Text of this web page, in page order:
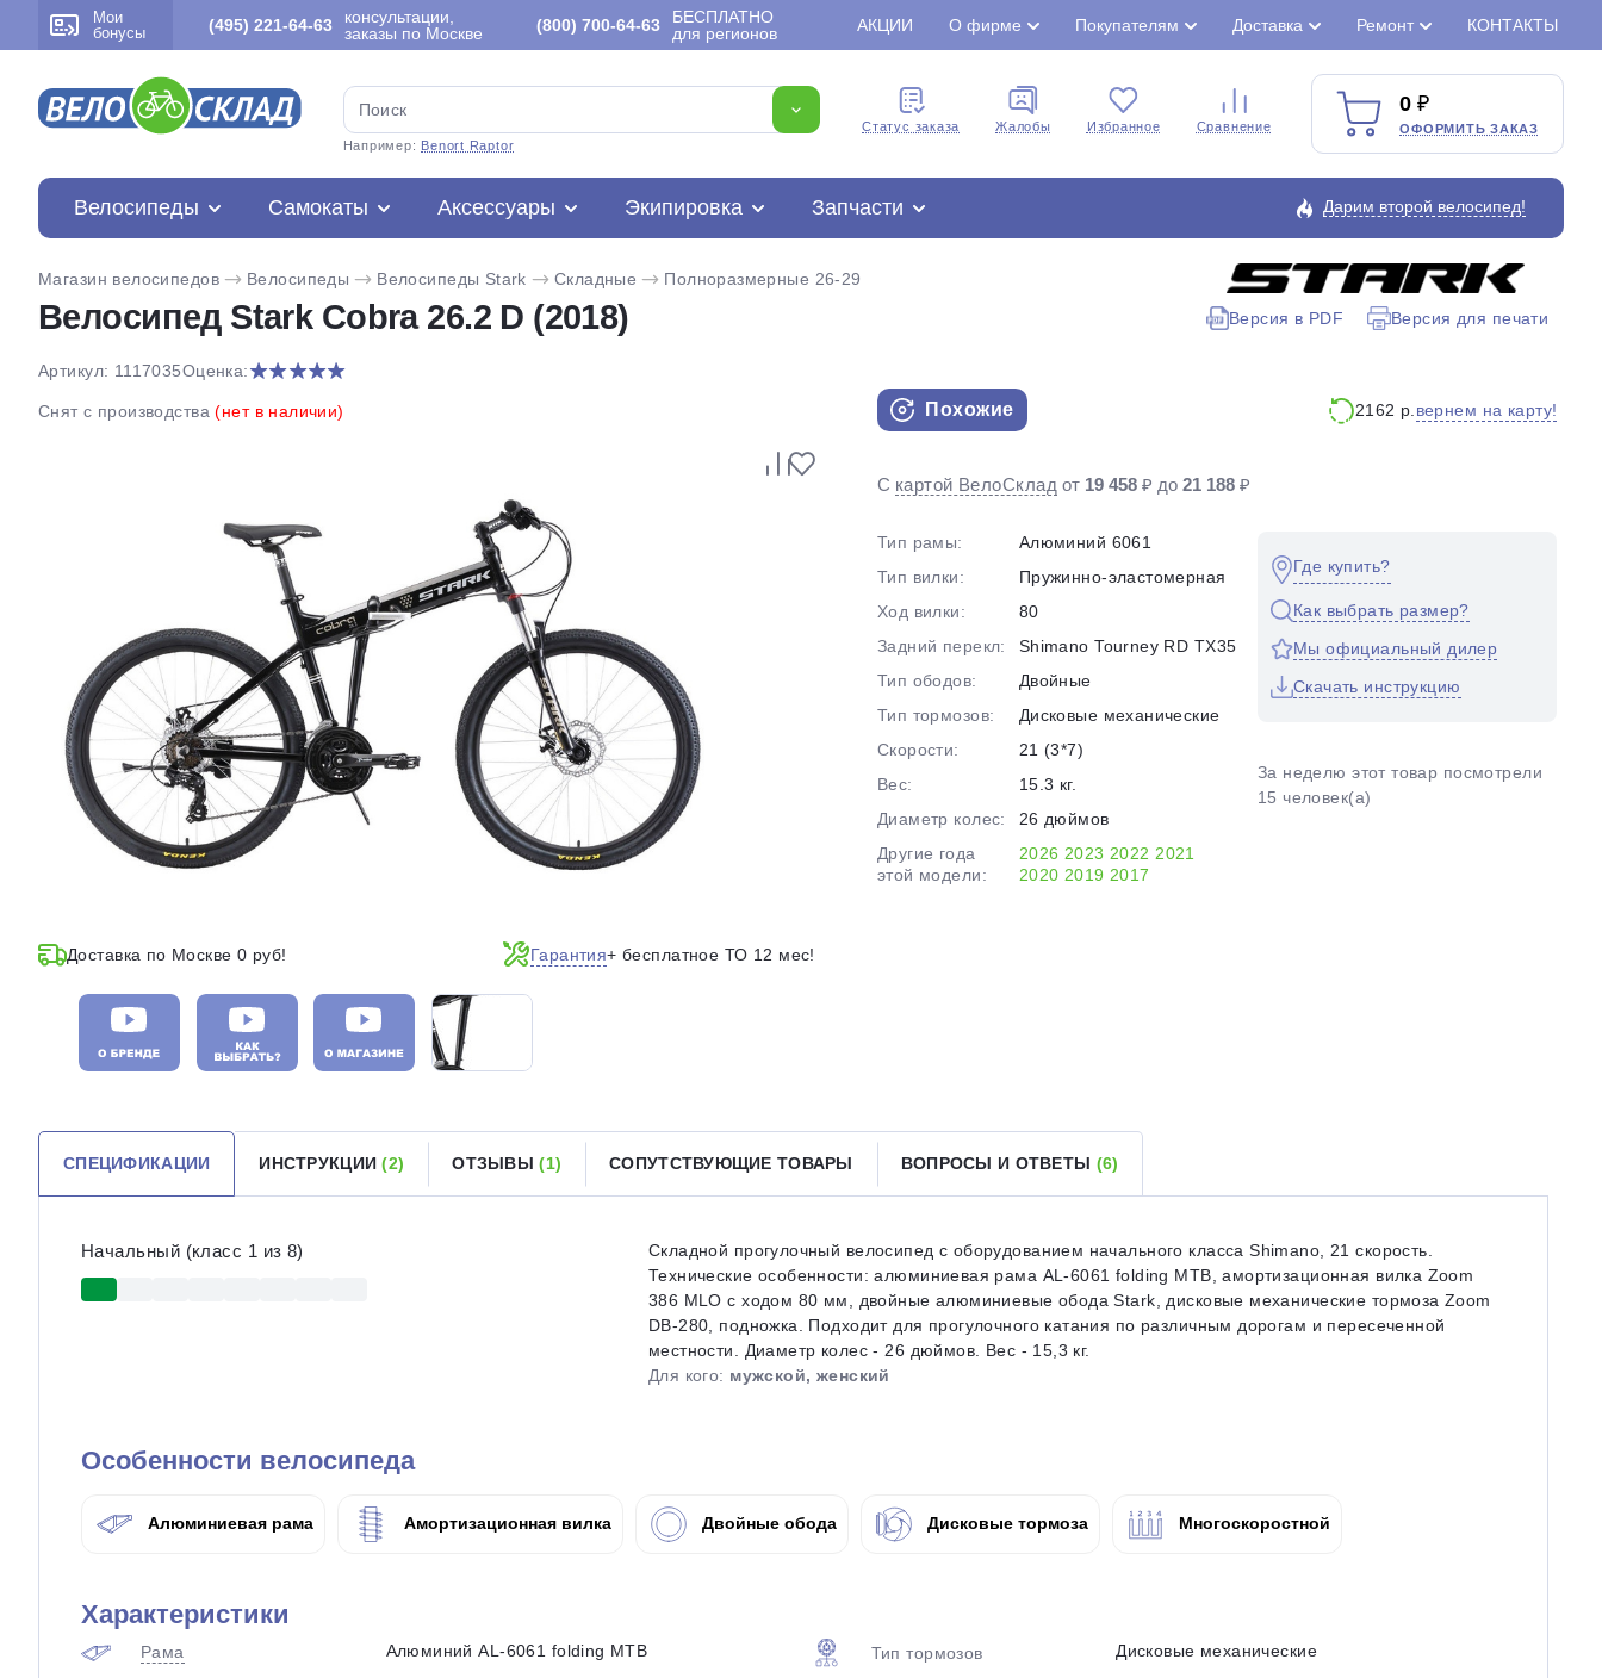
Мои
бонусы
(495) 221-64-63
консультации,
заказы по Москве
(800) 700-64-63
БЕСПЛАТНО
для регионов
АКЦИИ О фирме Покупателям Доставка Ремонт КОНТАКТЫ
Например: Benort Raptor
Cтатус заказа Жалобы Избранное Сравнение
0
ОФОРМИТЬ ЗАКАЗ
Велосипеды Самокаты Аксессуары Экипировка Запчасти Дарим второй велосипед!
Магазин велосипедов Велосипеды Велосипеды Stark Складные Полноразмерные 26-29
Велосипед Stark Cobra 26.2 D (2018) Версия в PDF Версия для печати
Артикул: 1117035Оценка:
Снят с производства(нет в наличии)
Доставка по Москве 0 руб! Гарантия+ бесплатное ТО 12 мес!
Похожие 2162 р. вернем на карту!
С картой ВелоСклад от 19 458 ₽ до21 188 ₽
Тип рамы:
Алюминий 6061
Тип вилки:
Пружинно-эластомерная
Ход вилки:
80
Задний перекл:
Shimano Tourney RD TX35
Тип ободов:
Двойные
Тип тормозов:
Дисковые механические
Скорости:
21 (3*7)
Вес:
15.3 кг.
Диаметр колес:
26 дюймов
Другие года
этой модели:
2026 2023 2022 2021
2020 2019 2017
Где купить?
Как выбрать размер?
Мы официальный дилер
Скачать инструкцию
За неделю этот товар посмотрели
15 человек(а)
СПЕЦИФИКАЦИИ ИНСТРУКЦИИ(2) ОТЗЫВЫ(1) СОПУТСТВУЮЩИЕ ТОВАРЫ ВОПРОСЫ И ОТВЕТЫ (6)
Начальный (класс 1 из 8)
Складной прогулочный велосипед с оборудованием начального класса Shimano, 21 скорость.
Технические особенности: алюминиевая рама AL-6061 folding MTB, амортизационная вилка Zoom
386 MLO с ходом 80 мм, двойные алюминиевые обода Stark, дисковые механические тормоза Zoom
DB-280, подножка. Подходит для прогулочного катания по различным дорогам и пересеченной
местности. Диаметр колес - 26 дюймов. Вес - 15,3 кг.
Для кого: мужской, женский
Особенности велосипеда
Алюминиевая рама Амортизационная вилка Двойные обода Дисковые тормоза Многоскоростной
Характеристики
Рама Алюминий AL-6061 folding MTB Тип тормозов Дисковые механические
Разбейте
на части без переплат
График платежей
Сегодня
25%
Подробнееоб оплате Плайтом
раз в 2
Остались вопросы?